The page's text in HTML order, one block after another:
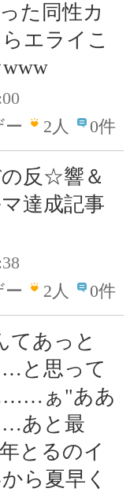
た同性カ
エライこ
ー
2人 0件
反☆響＆
達成記事
ー
2人 0件
あっと
と思って
ぁ"ああ
あと最
とるのイ
ら夏早く